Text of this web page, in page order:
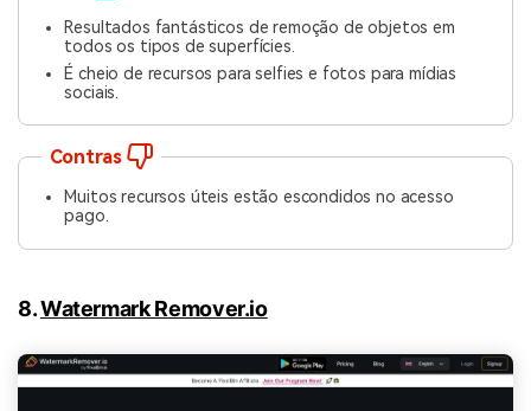
Resultados fantásticos de remoção de objetos em
todos os tipos de superfícies.
É cheio de recursos para selfies e fotos para mídias
sociais.
Contras
Muitos recursos úteis estão escondidos no acesso
pago.
8.Watermark Remover.io